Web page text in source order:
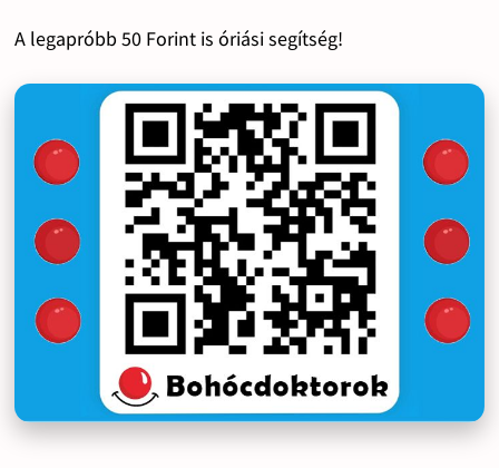
A legapróbb 50 Forint is óriási segítség!